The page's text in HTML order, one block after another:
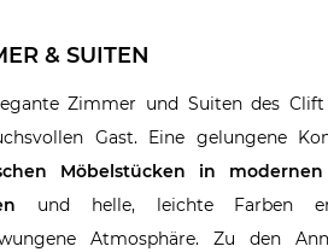
& SUITEN
Zimmer und Suiten des
Gast. Eine gelungene
Möbelstücken in
und helle, leichte Farben
Atmosphäre. Zu den